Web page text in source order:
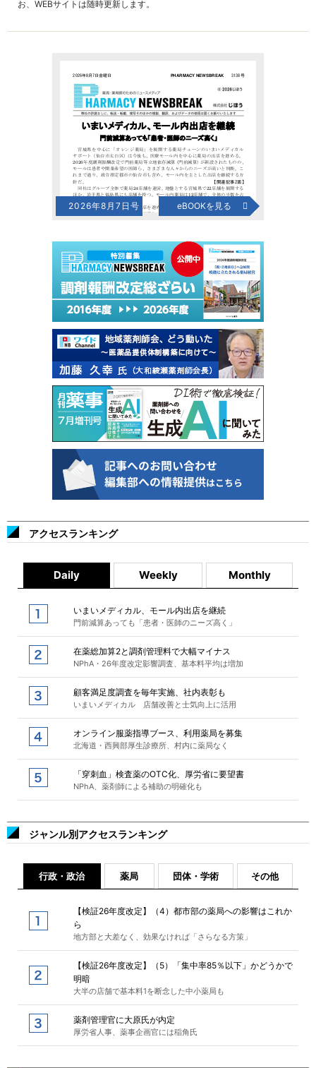
お、WEBサイトは随時更新します。
2026年8月7日号 eBOOKを見る
アクセスランキング
Daily Weekly Monthly
いまいメディカル、モール内出店を継続
門前減算あっても「患者・医師のニーズ高く」
在薬総加算2と調剤管理料で大幅マイナス
NPhA・26年度改定影響調査、基本料平均は増加
顧客満足度調査を毎年実施、社内表彰も
いまいメディカル 店舗改善と士気向上に活用
オンライン服薬指導ブース、利用薬局を募集
北海道・西興部厚生診療所、村内に薬局なく
「穿刺血」検査薬のOTC化、厚労省に要望書
NPhA、薬剤師による補助の明確化も
ジャンル別アクセスランキング
行政・政治 薬局 団体・学術 その他
【検証26年度改定】（4）都市部の薬局への影響はこれか
ら
地方部と大差なく、効果なければ「さらなる方策」
【検証26年度改定】（5）「集中率85％以下」かどうかで
明暗
大半の店舗で基本料1を断念した中小薬局も
薬剤管理官に大原氏が内定
厚労省人事、薬事企画官には稲角氏